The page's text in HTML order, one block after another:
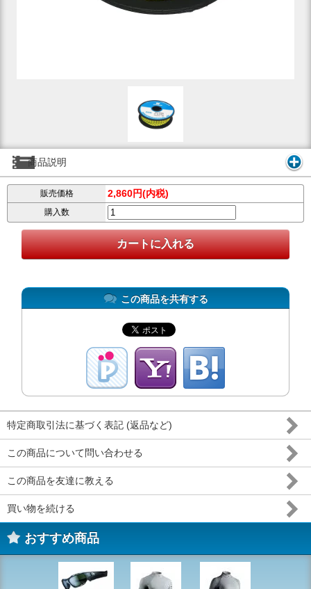
商品説明
販売価格 2,860円(内税)
購入数
この商品を共有する
特定商取引法に基づく表記 (返品など)
この商品について問い合わせる
この商品を友達に教える
買い物を続ける
おすすめ商品